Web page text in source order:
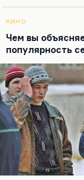
КИНО
Чем вы
популярность